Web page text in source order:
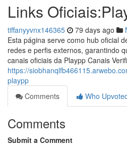
Links
tiffanyyvnx146365 79 days ago
Esta página serve como hub oficial
redes e perfis externos, garantindo
canais oficiais da Playpp Canais
https://
playpp
Comments
Who
Comments
Submit a Comment